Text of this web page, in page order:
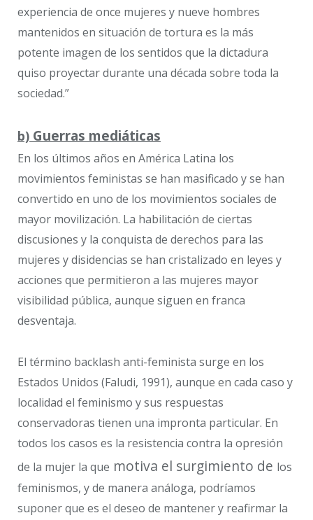
experiencia de once mujeres y nueve hombres
mantenidos en situación de tortura es la más
potente imagen de los sentidos que la dictadura
quiso proyectar durante una década sobre toda la
sociedad.”
b) Guerras mediáticas
En los últimos años en América Latina los
movimientos feministas se han masificado y se han
convertido en uno de los movimientos sociales de
mayor movilización. La habilitación de ciertas
discusiones y la conquista de derechos para las
mujeres y disidencias se han cristalizado en leyes y
acciones que permitieron a las mujeres mayor
visibilidad pública, aunque siguen en franca
desventaja.
El término backlash anti-feminista surge en los
Estados Unidos (Faludi, 1991), aunque en cada caso y
localidad el feminismo y sus respuestas
conservadoras tienen una impronta particular. En
todos los casos es la resistencia contra la opresión
de la mujer la que motiva el surgimiento de los
feminismos, y de manera análoga, podríamos
suponer que es el deseo de mantener y reafirmar la